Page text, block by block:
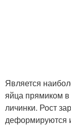
Является
яйца прямиком в
личинки. Рост
деформируются